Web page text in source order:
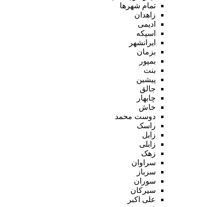
تمام شهر‌ها
زاهدان
ادیمی
اسپکه
ایرانشهر
بزمان
بمپور
بنت
پیشین
جالق
چابهار
خاش
دوست محمد
راسک
زابل
زابلی
زهک
سراوان
سرباز
سوران
سیرکان
علی اکبر